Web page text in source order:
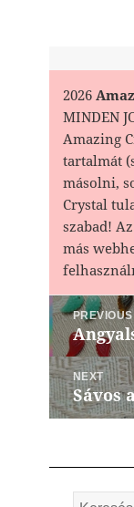
2026
MINDEN
Amazing
tartalmát
másolni,
Crystal
szabad!
más
Bejegyzés
navigáció
PREVIOUS
Previous
post:
NEXT
Next
post:
Sávos
Keresés: